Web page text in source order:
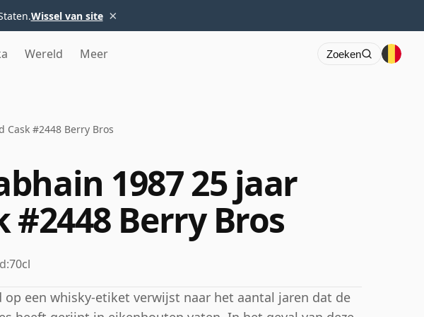
Wissel van site ×
Wereld Meer Zoeken
Cask #2448 Berry Bros
1987 25 jaar
#2448 Berry Bros
70cl
op een whisky-etiket verwijst naar het aantal jaren dat de